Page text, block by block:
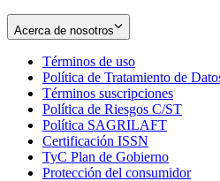
Acerca de nosotros
Términos de uso
in
new
window
Política de Tratamiento de
Términos suscripciones
in
Política de Riesgos C/ST
Política SAGRILAFT
new
window
Certificación ISSN
in
new
TyC Plan de Gobierno
in
Protección del consumidorOpens